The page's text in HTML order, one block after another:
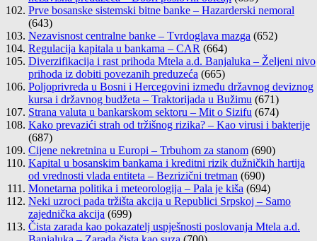
Prve bosanske sistemski bitne banke – Hazarderski nemoral
(643)
Nezavisnost centralne banke – Tvrdoglava mazga (652)
Regulacija kapitala u bankama – CAR (664)
Diverzifikacija i rast prihoda Mtela a.d. Banjaluka – Željeni nivo
prihoda iz dobiti povezanih preduzeća (665)
Poljoprivreda u Bosni i Hercegovini između državnog deviznog
kursa i državnog budžeta – Traktorijada u Bužimu (671)
Strana valuta u bankarskom sektoru – Mit o Sizifu (674)
Kako prevazići strah od tržišnog rizika? – Kao virusi i bakterije
(687)
Cijene nekretnina u Europi – Trbuhom za stanom (690)
Kapital u bosanskim bankama i kreditni rizik dužničkih hartija
od vrednosti vlada entiteta – Bezrizični tretman (690)
Monetarna politika i meteorologija – Pala je kiša (694)
Neki uzroci pada tržišta akcija u Republici Srpskoj – Samo
zajednička akcija (699)
Čista zarada kao pokazatelj uspješnosti poslovanja Mtela a.d.